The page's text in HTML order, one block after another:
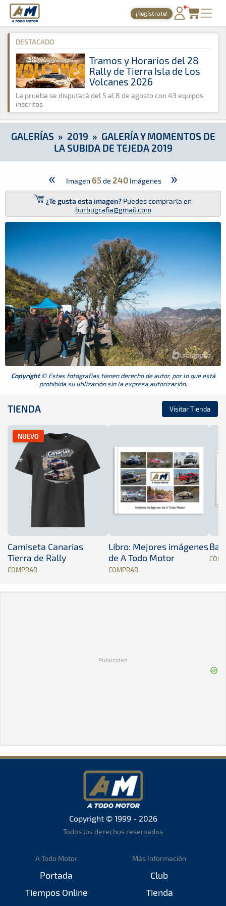
A Todo Motor · Revista del motor desde 1999
¡Regístrate!
PORTADA
TIEMPOS ONLINE
NOTICIAS
AGENDA
GALERÍAS
TIENDA
ARCHIVO
A Todo Motor » Galerías » 2019 » Galería y Momentos de la
DESTACADO
Tramos y Horarios del 28
Rally de Tierra Isla de Los
Volcanes 2026
La prueba se disputará del 5 al 8 de agosto con 43 equipos
inscritos
GALERÍAS » 2019 » GALERÍA Y MOMENTOS DE
LA SUBIDA DE TEJEDA 2019
« Imagen 65de 240 Imágenes »
¿Te gusta esta imagen? Puedes comprarla en
burbugrafia@gmail.com
Copyright© Estas fotografias tienen derecho de autor, por lo que está
prohibida su utilización sin la expresa autorización.
TIENDA Visitar Tienda
NUEVO
Camiseta Canarias
Tierra de Rally
COMPRAR
Libro: Mejores imágenes
de A Todo Motor
COMPRAR
Publicidad
Copyright © 1999 - 2026
Todos los derechos reservados
A Todo Motor
Portada
Tiempos Online
Más Información
Club
Tienda